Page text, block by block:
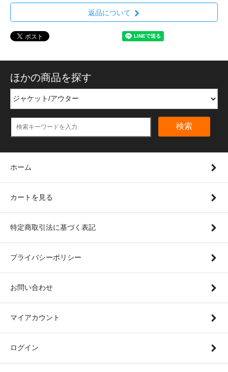
返品について
ほかの商品を探す
検索
ホーム
カートを見る
特定商取引法に基づく表記
プライバシーポリシー
お問い合わせ
マイアカウント
ログイン